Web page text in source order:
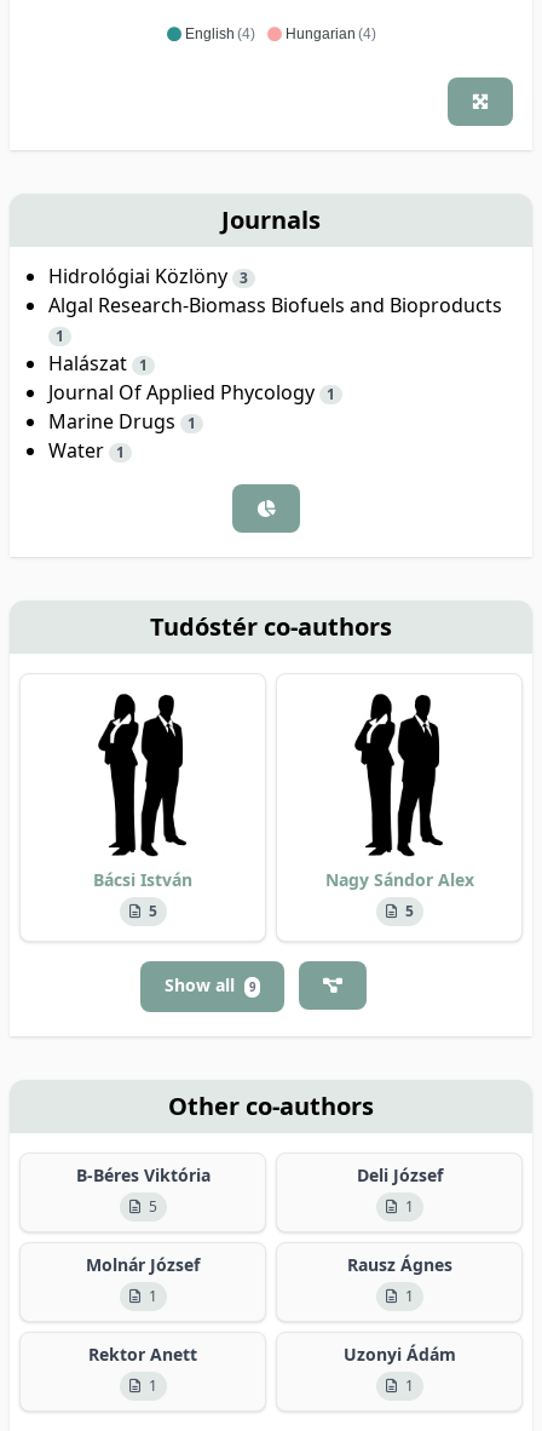
English (4) Hungarian (4)
Journals
Hidrológiai Közlöny 3
Algal Research-Biomass Biofuels and Bioproducts
1
Halászat 1
Journal Of Applied Phycology 1
Marine Drugs 1
Water 1
Tudóstér co-authors
Bácsi István
5
Nagy Sándor Alex
5
Show all 9
Other co-authors
B-Béres Viktória
5
Deli József
1
Molnár József
1
Rausz Ágnes
1
Rektor Anett
1
Uzonyi Ádám
1